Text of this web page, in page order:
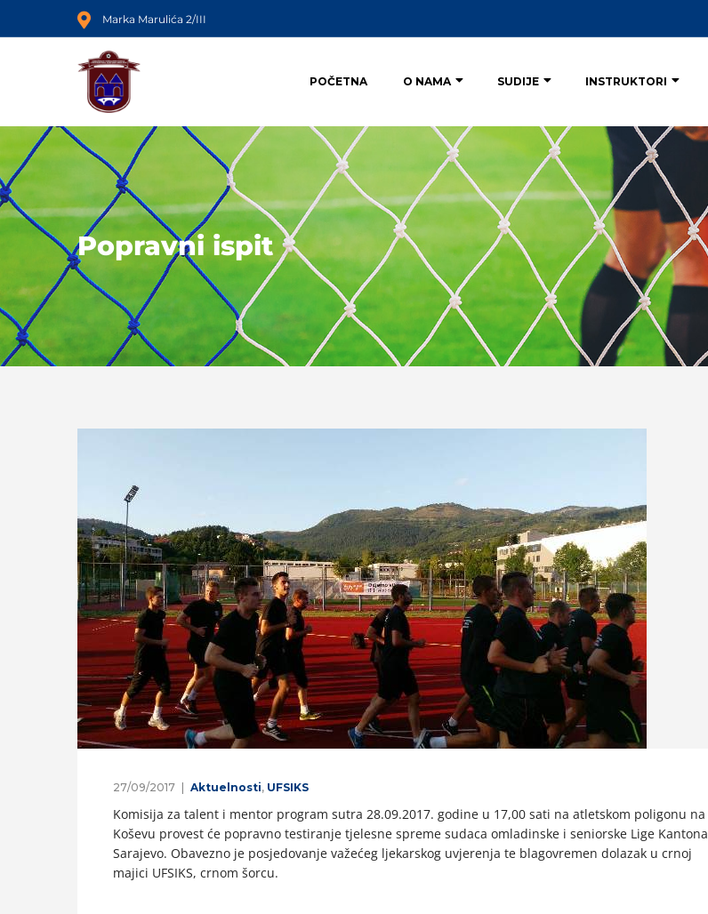
Marka Marulića 2/III
POČETNA O NAMA SUDIJE INSTRUKTORI
Popravni ispit
27/09/2017 Aktuelnosti, UFSIKS
Komisija za talent i mentor program sutra 28.09.2017. godine u 17,00 sati na atletskom poligonu na
Koševu provest će popravno testiranje tjelesne spreme sudaca omladinske i seniorske Lige Kantona
Sarajevo. Obavezno je posjedovanje važećeg ljekarskog uvjerenja te blagovremen dolazak u crnoj
majici UFSIKS, crnom šorcu.